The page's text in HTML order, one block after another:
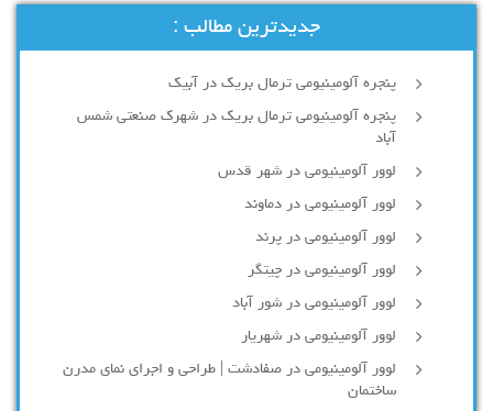
جدیدترین مطالب :
پنجره آلومینیومی ترمال بریک در آبیک
پنجره آلومینیومی ترمال بریک در شهرک صنعتی شمس
آباد
لوور آلومینیومی در شهر قدس
لوور آلومینیومی در دماوند
لوور آلومینیومی در پرند
لوور آلومینیومی در چیتگر
لوور آلومینیومی در شور آباد
لوور آلومينيومي در شهريار
لوور آلومینیومی در صفادشت | طراحی و اجرای نمای مدرن
ساختمان